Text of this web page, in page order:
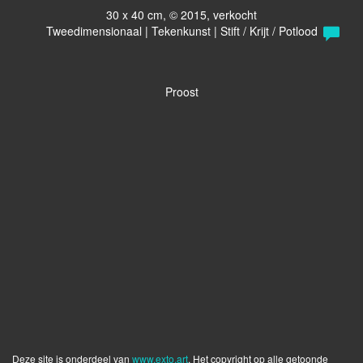
30 x 40 cm, © 2015, verkocht
Tweedimensionaal | Tekenkunst | Stift / Krijt / Potlood
Proost
Deze site is onderdeel van www.exto.art. Het copyright op alle getoonde